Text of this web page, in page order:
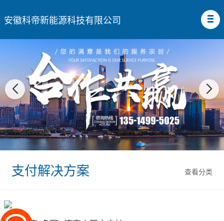
安徽科帝新能源科技有限公司
查看分类
支付解决方案